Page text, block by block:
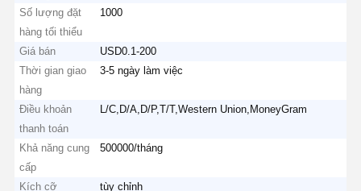
Số lượng đặt
hàng tối thiểu
1000
Giá bán
USD0.1-200
Thời gian giao
hàng
3-5 ngày làm việc
Điều khoản
thanh toán
L/C,D/A,D/P,T/T,Western Union,MoneyGram
Khả năng cung
cấp
500000/tháng
Kích cỡ
tùy chỉnh